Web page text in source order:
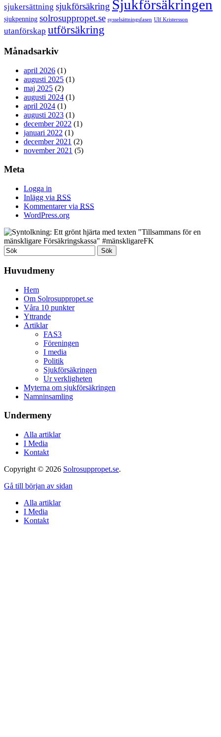
sjukersättning sjukförsäkring Sjukförsäkringen
sjukpenning solrosuppropet.se sysselsättningsfasen Ulf Kristersson
utanförskap utförsäkring
Månadsarkiv
april 2026 (1)
augusti 2025 (1)
maj 2025 (2)
augusti 2024 (1)
april 2024 (1)
augusti 2023 (1)
december 2022 (1)
januari 2022 (1)
december 2021 (2)
november 2021 (5)
Meta
Logga in
Inlägg via RSS
Kommentarer via RSS
WordPress.org
Huvudmeny
Hem
Om Solrosuppropet.se
Våra 10 punkter
Yttrande
Artiklar
FAS3
Föreningen
I media
Politik
Sjukförsäkringen
Ur verkligheten
Myterna om sjukförsäkringen
Namninsamling
Undermeny
Alla artiklar
I Media
Kontakt
Copyright © 2026 Solrosuppropet.se.
Gå till början av sidan
Alla artiklar
I Media
Kontakt